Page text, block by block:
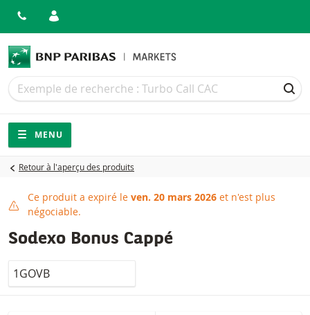
Recherche
Recherche
Navigation
Navigation sur le site
MENU
Retour à l'aperçu des produits
Ce produit a expiré
Ce produit a expiré le ven. 20 mars 2026 et n'est plus
négociable.
Sodexo Bonus Cappé
LocalCode